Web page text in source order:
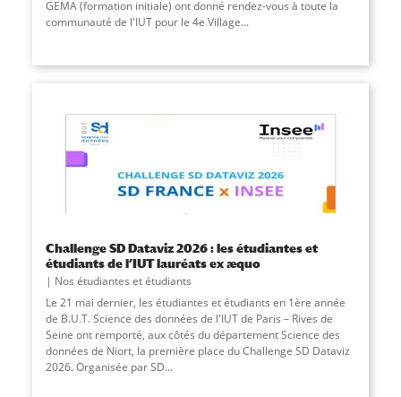
GEMA (formation initiale) ont donné rendez-vous à toute la
communauté de l'IUT pour le 4e Village...
Challenge SD Dataviz 2026 : les étudiantes et
étudiants de l’IUT lauréats ex æquo
Nos étudiantes et étudiants
Le 21 mai dernier, les étudiantes et étudiants en 1ère année
de B.U.T. Science des données de l'IUT de Paris – Rives de
Seine ont remporté, aux côtés du département Science des
données de Niort, la première place du Challenge SD Dataviz
2026. Organisée par SD...